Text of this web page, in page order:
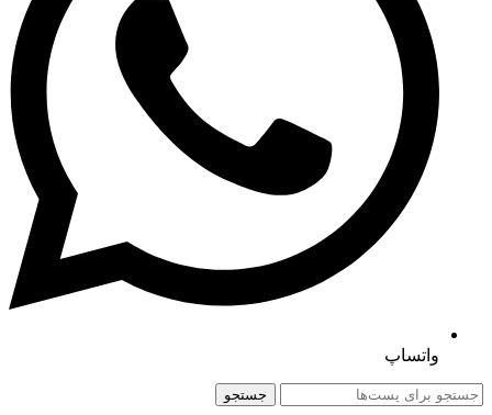
واتساپ
جستجو